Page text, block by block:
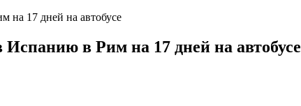
в Рим на 17 дней на автобусе